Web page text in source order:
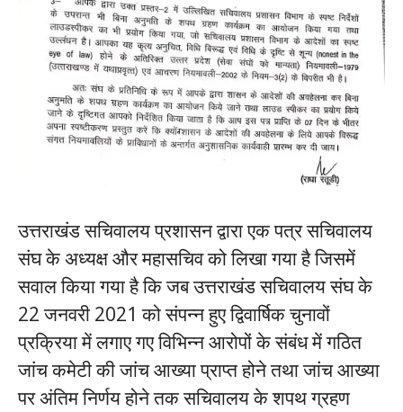
उत्तराखंड सचिवालय प्रशासन द्वारा एक पत्र सचिवालय
संघ के अध्यक्ष और महासचिव को लिखा गया है जिसमें
सवाल किया गया है कि जब उत्तराखंड सचिवालय संघ के
22 जनवरी 2021 को संपन्न हुए द्विवार्षिक चुनावों
प्रक्रिया में लगाए गए विभिन्न आरोपों के संबंध में गठित
जांच कमेटी की जांच आख्या प्राप्त होने तथा जांच आख्या
पर अंतिम निर्णय होने तक सचिवालय के शपथ ग्रहण